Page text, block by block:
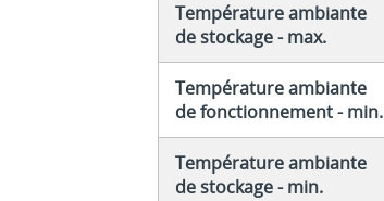
Température ambiante
de stockage - max.
Température ambiante
de fonctionnement - min.
Température ambiante
de stockage - min.